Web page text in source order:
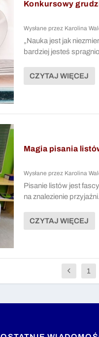
Konkursowy
Wysłane przez Karolina
„Nauka jest jak
bardziej jesteś
CZYTAJ WIĘCEJ
Magia pisania
Wysłane przez Karolina
Pisanie listów jest
na znalezienie
CZYTAJ WIĘCEJ
1